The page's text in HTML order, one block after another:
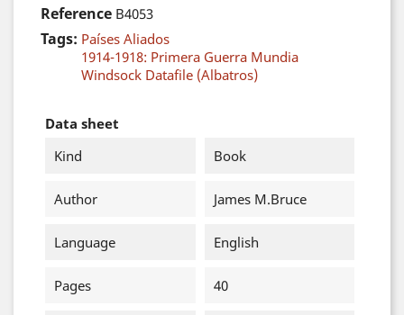
Reference B4053
Tags: Países Aliados
1914-1918: Primera Guerra Mundia
Windsock Datafile (Albatros)
Data sheet
Kind
Book
Author James M.Bruce
Language English
Pages 40